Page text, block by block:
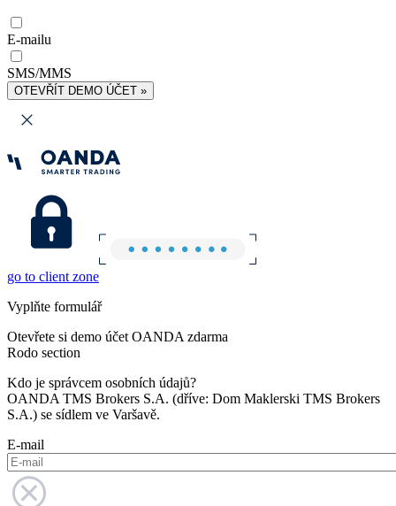
E-mailu
SMS/MMS
OTEVŘÍT DEMO ÚČET »
go to client zone
Vyplňte formulář
Otevřete si demo účet OANDA zdarma
Rodo section
Kdo je správcem osobních údajů?
OANDA TMS Brokers S.A. (dříve: Dom Maklerski TMS Brokers
S.A.) se sídlem ve Varšavě.
E-mail